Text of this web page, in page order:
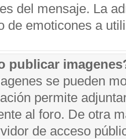
del mensaje. La
de emoticones a
publicar
se pueden
permite
al foro. De otra
de acceso